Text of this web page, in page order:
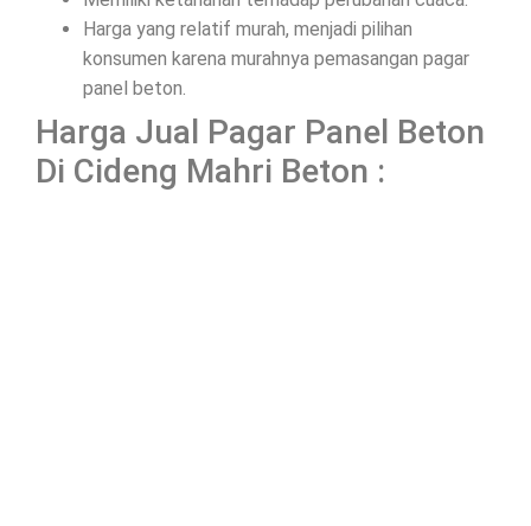
Harga yang relatif murah, menjadi pilihan
konsumen karena murahnya pemasangan pagar
panel beton.
Harga Jual Pagar Panel Beton
Di Cideng Mahri Beton :